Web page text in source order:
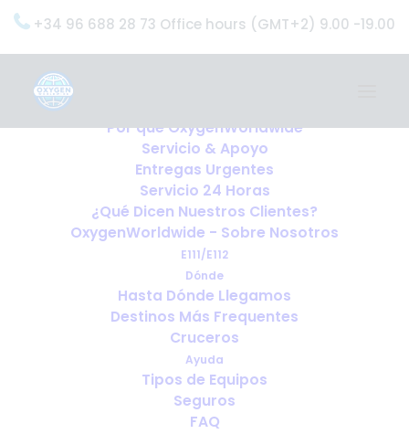
+34 96 688 28 73 Office hours (GMT+2) 9.00 -19.00
OxygenWorldwide (¿Qué Hacemos?)
Por qué OxygenWorldwide
Servicio & Apoyo
Entregas Urgentes
Servicio 24 Horas
¿Qué Dicen Nuestros Clientes?
OxygenWorldwide - Sobre Nosotros
E111/E112
Dónde
Hasta Dónde Llegamos
Destinos Más Frequentes
Cruceros
Ayuda
Tipos de Equipos
Seguros
FAQ